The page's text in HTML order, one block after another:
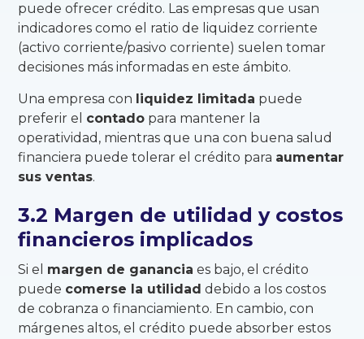
puede ofrecer crédito. Las empresas que usan
indicadores como el ratio de liquidez corriente
(activo corriente/pasivo corriente) suelen tomar
decisiones más informadas en este ámbito.
Una empresa con liquidez limitada puede
preferir el contado para mantener la
operatividad, mientras que una con buena salud
financiera puede tolerar el crédito para aumentar
sus ventas.
3.2 Margen de utilidad y costos
financieros implicados
Si el margen de ganancia es bajo, el crédito
puede comerse la utilidad debido a los costos
de cobranza o financiamiento. En cambio, con
márgenes altos, el crédito puede absorber estos